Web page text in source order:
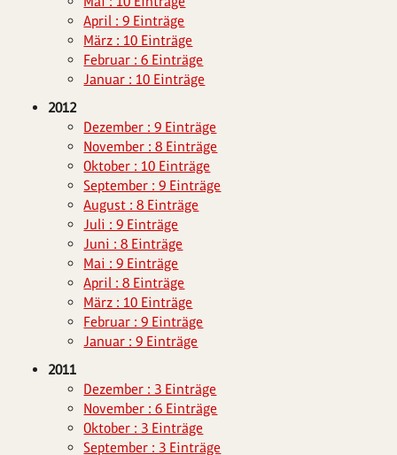
April : 9 Einträge
März : 10 Einträge
Februar : 6 Einträge
Januar : 10 Einträge
2012
Dezember : 9 Einträge
November : 8 Einträge
Oktober : 10 Einträge
September : 9 Einträge
August : 8 Einträge
Juli : 9 Einträge
Juni : 8 Einträge
Mai : 9 Einträge
April : 8 Einträge
März : 10 Einträge
Februar : 9 Einträge
Januar : 9 Einträge
2011
Dezember : 3 Einträge
November : 6 Einträge
Oktober : 3 Einträge
September : 3 Einträge